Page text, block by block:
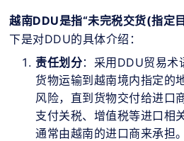
越南DDU是指“未完税交货(指定
下是对DDU的具体介绍：
责任划分：采用DDU贸易术
货物运输到越南境内指定的
风险，直到货物交付给进口
支付关税、增值税等进口相
通常由越南的进口商来承担。